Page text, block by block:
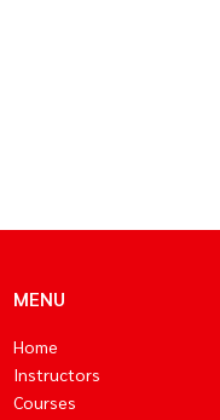
MENU
Home
Instructors
Courses